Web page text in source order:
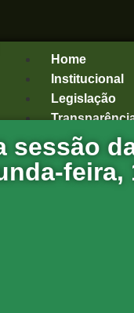
Home
Institucional
Legislação
e-SIC
Publicações
sessão
feira,